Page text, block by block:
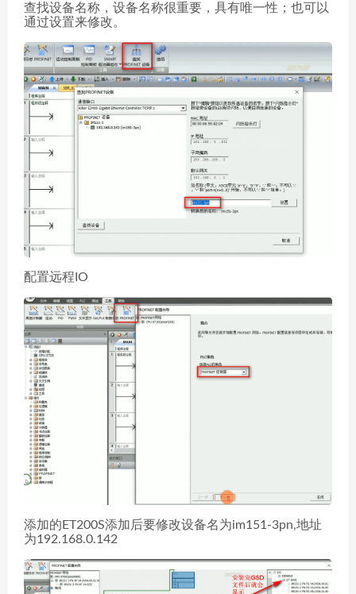
查找设备名称，设备名称很重要，具有唯一性；也可以
通过设置来修改。
配置远程IO
添加的ET200S添加后要修改设备名为im151-3pn,地址
为192.168.0.142